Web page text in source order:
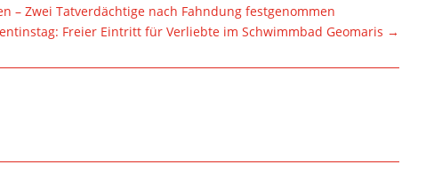
– Zwei Tatverdächtige nach Fahndung festgenommen
Freier Eintritt für Verliebte im Schwimmbad Geomaris →